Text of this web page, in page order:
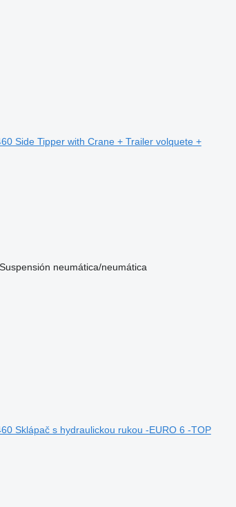
Side Tipper with Crane + Trailer volquete +
Suspensión neumática/neumática
Sklápač s hydraulickou rukou -EURO 6 -TOP